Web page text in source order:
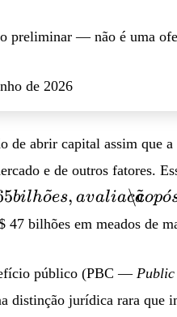
preliminar — não é uma
de 2026
de abrir capital assim que
e de outros fatores.
avaliação
US
bilho
~es, avaliac
\c
a
~opo
ˊ
47 bilhões em meados de
público (PBC —
jurídica rara que